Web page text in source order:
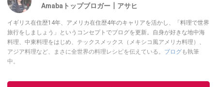
Amabaトップブロガー┃アサヒ
イギリス在住歴14年、アメリカ在住歴4年のキャリアを活かし、「料理で世界
旅行をしましょう」というコンセプトでブログを更新。自身が好きな地中海
料理、中東料理をはじめ、テックスメックス（メキシコ風アメリカ料理）、
アジア料理など、まさに全世界の料理レシピを伝えている。 ブログも執筆
中。